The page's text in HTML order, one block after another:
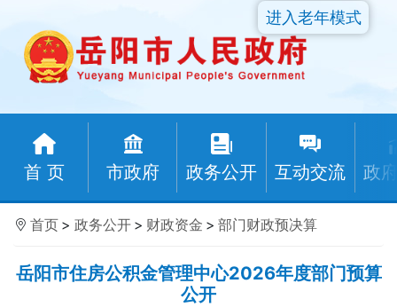
首 页 市政府 政务公开 互动交流 政
进入老年模式
首页 > 政务公开 > 财政资金 > 部门财政预决算
岳阳市住房公积金管理中心2026年度部门预算
公开